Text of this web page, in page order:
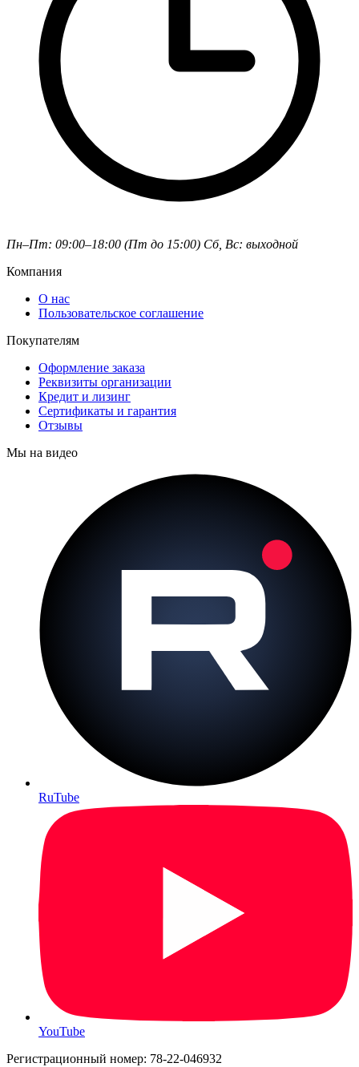
Пн–Пт: 09:00–18:00 (Пт до 15:00) Сб, Вс: выходной
Компания
О нас
Пользовательское соглашение
Покупателям
Оформление заказа
Реквизиты организации
Кредит и лизинг
Сертификаты и гарантия
Отзывы
Мы на видео
RuTube
YouTube
Регистрационный номер: 78-22-046932